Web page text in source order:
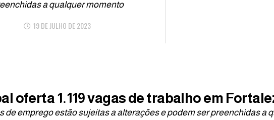
a qualquer momento
19 DE JULHO DE 2023
oferta 1.119 vagas de trabalho em
de emprego estão sujeitas a alterações e podem ser preenchidas a